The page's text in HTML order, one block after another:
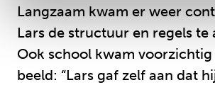
Langzaam kwam er weer
Lars de structuur en regels te
Ook school kwam voorzichtig
beeld: “Lars gaf zelf aan dat